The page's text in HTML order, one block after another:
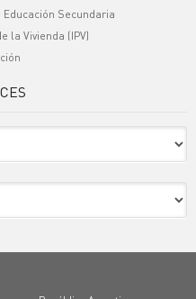
Secundaria
la Vivienda (IPV)